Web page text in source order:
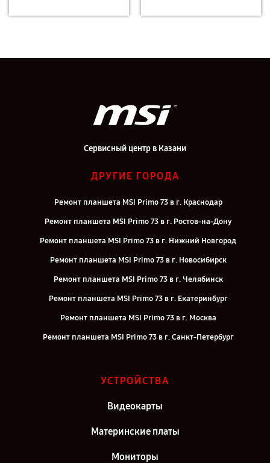
Сервисный центр в Казани
ДРУГИЕ ГОРОДА
Ремонт планшета MSI Primo 73 в г. Краснодар
Ремонт планшета MSI Primo 73 в г. Ростов-на-Дону
Ремонт планшета MSI Primo 73 в г. Нижний Новгород
Ремонт планшета MSI Primo 73 в г. Новосибирск
Ремонт планшета MSI Primo 73 в г. Челябинск
Ремонт планшета MSI Primo 73 в г. Екатеринбург
Ремонт планшета MSI Primo 73 в г. Москва
Ремонт планшета MSI Primo 73 в г. Санкт-Петербург
УСТРОЙСТВА
Видеокарты
Материнские платы
Мониторы